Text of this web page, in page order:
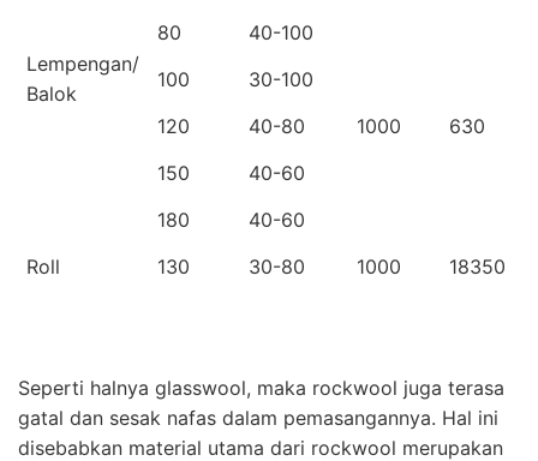
Lempengan/
Balok
80
40-100
1000 630
100
30-100
120
40-80
150
40-60
180
40-60
Roll
130 30-80 1000 18350
Seperti halnya glasswool, maka rockwool juga terasa
gatal dan sesak nafas dalam pemasangannya. Hal ini
disebabkan material utama dari rockwool merupakan